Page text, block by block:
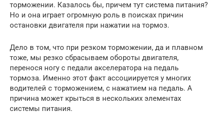
торможении. Казалось бы, причем тут система питания?
Но и она играет огромную роль в поисках причин
остановки двигателя при нажатии на тормоз.
Дело в том, что при резком торможении, да и плавном
тоже, мы резко сбрасываем обороты двигателя,
перенося ногу с педали акселератора на педаль
тормоза. Именно этот факт ассоциируется у многих
водителей с торможением, с нажатием на педаль. А
причина может крыться в нескольких элементах
системы питания.